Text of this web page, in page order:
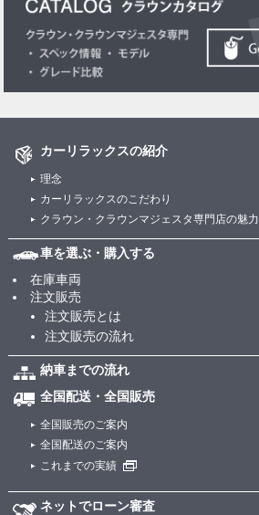
カーリラックスの紹介
理念
カーリラックスのこだわり
クラウン・クラウンマジェスタ専門店の魅力
車を選ぶ・購入する
在庫車両
注文販売
注文販売とは
注文販売の流れ
納車までの流れ
全国配送・全国販売
全国販売のご案内
全国配送のご案内
これまでの実績
ネットでローン審査